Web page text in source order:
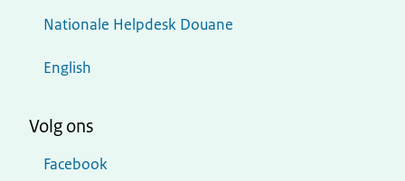
Nationale Helpdesk Douane
English
Volg ons
Facebook